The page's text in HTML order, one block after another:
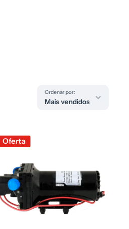
Ordenar por:
Mais vendidos
Oferta